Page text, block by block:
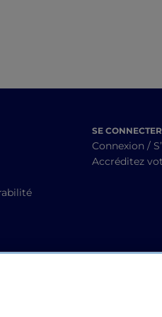
SE CONNECTER
Connexion /
Accréditez